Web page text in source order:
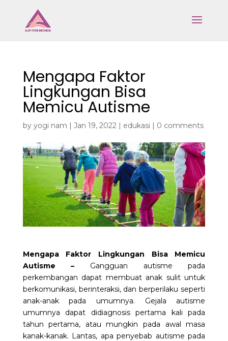
Mengapa Faktor
Lingkungan Bisa
Memicu Autisme
by yogi nam | Jan 19, 2022| edukasi | 0 comments
Mengapa Faktor Lingkungan Bisa Memicu
Autisme – Gangguan autisme pada
perkembangan dapat membuat anak sulit untuk
berkomunikasi, berinteraksi, dan berperilaku seperti
anak-anak pada umumnya. Gejala autisme
umumnya dapat didiagnosis pertama kali pada
tahun pertama, atau mungkin pada awal masa
kanak-kanak. Lantas, apa penyebab autisme pada